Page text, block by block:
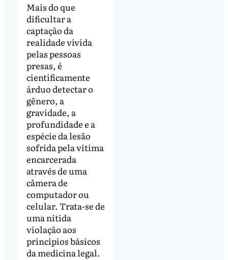
Mais do que
dificultar a
captação da
realidade vivida
pelas pessoas
presas, é
cientificamente
árduo detectar o
gênero, a
gravidade, a
profundidade e a
espécie da lesão
sofrida pela vítima
encarcerada
através de uma
câmera de
computador ou
celular. Trata-se de
uma nítida
violação aos
princípios básicos
da medicina legal.